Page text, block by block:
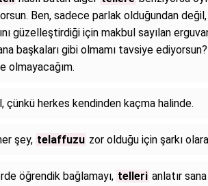
Ben, sadece parlak olduğundan
güzelleştirdiği için makbul sayılan
başkaları gibi olmamı tavsiye
olmayacağım.
çünkü herkes kendinden kaçma halinde.
şey, telaffuzu zor olduğu için şarkı
öğrendik bağlamayı, telleri anlatır